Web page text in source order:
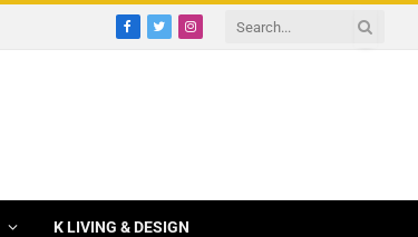
Facebook
TwitterInstagram
K LIVING & DESIGN